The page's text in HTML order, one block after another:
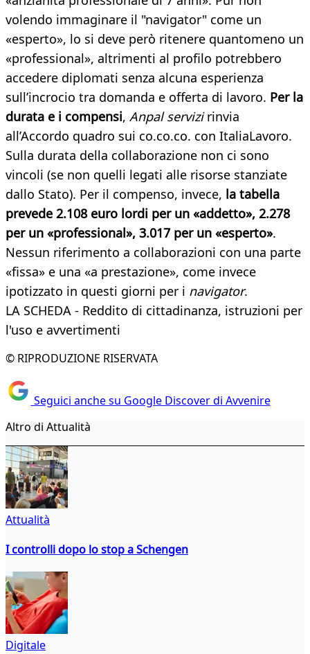
volendo immaginare il "navigator" come un
«esperto», lo si deve però ritenere quantomeno un
«professional», altrimenti al profilo potrebbero
accedere diplomati senza alcuna esperienza
sull’incrocio tra domanda e offerta di lavoro. Per la
durata e i compensi, Anpal servizirinvia
all’Accordo quadro sui co.co.co. con ItaliaLavoro.
Sulla durata della collaborazione non ci sono
vincoli (se non quelli legati alle risorse stanziate
dallo Stato). Per il compenso, invece, la tabella
prevede 2.108 euro lordi per un «addetto», 2.278
per un «professional», 3.017 per un «esperto».
Nessun riferimento a collaborazioni con una parte
«fissa» e una «a prestazione», come invece
ipotizzato in questi giorni per i navigator.
LA SCHEDA - Reddito di cittadinanza, istruzioni per
l'uso e avvertimenti
© RIPRODUZIONE RISERVATA
Seguici anche su Google Discover di Avvenire
Altro di Attualità
Attualità
I controlli dopo lo stop a Schengen
Digitale